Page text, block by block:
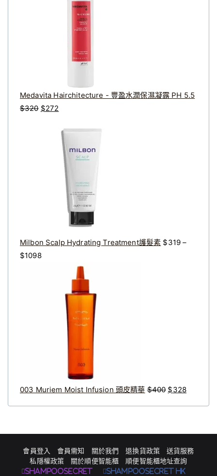
Medavita Hairchitecture - 豐盈水潤保濕凝露 PH 5.5
$320 原
$272
價
格
：
Milbon Scalp Hydrating Treatment護髮素 $319 –
$1098價
$
003 Muriem Moist Infusion 頭皮精華 $400 。
$328
會員登入 會員需知 關於我們 退換貨政策
送貨服務
私隱權政策
關於順便智能櫃 順便智能櫃地址查詢
Shampoosecret ShampooSecret HK